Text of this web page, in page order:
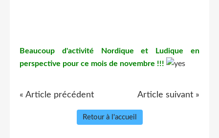
Beaucoup d'activité Nordique et Ludique en
perspective pour ce mois de novembre !!!
« Article précédent Article suivant »
Retour à l'accueil